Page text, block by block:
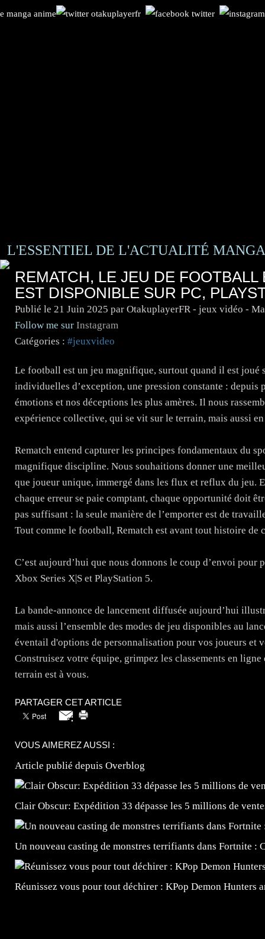
L'ESSENTIEL DE L'ACTUALITÉ
REMATCH, LE JEU DE
EST DISPONIBLE SUR PC,
Publié le 21 Juin 2025 par OtakuplayerFR - jeux vidéo -
Follow me sur Instagram
Catégories : #jeuxvideo
Le football est un jeu magnifique, surtout quand il est joué
individuelles d’exception, une pression constante :
émotions et nos déceptions les plus amères. Il nous
expérience collective, qui se vit sur le terrain, mais aussi
Rematch entend capturer les principes fondamentaux du
magnifique discipline. Nous souhaitions donner une
que joueur unique, immergé dans les flux et reflux du jeu.
chaque erreur se paie comptant, chaque opportunité doit
pas suffisant : la seule manière de l’emporter est de
Tout comme le football, Rematch est avant tout histoire
C’est aujourd’hui que nous donnons le coup d’envoi pour
Xbox Series X|S et PlayStation 5.
La bande-annonce de lancement diffusée aujourd’hui
mais aussi l’ensemble des modes de jeu disponibles au
éventail d'options de personnalisation pour vos joueurs et
Construisez votre équipe, grimpez les classements en
terrain est à vous.
PARTAGER CET ARTICLE
VOUS AIMEREZ AUSSI :
Article publié depuis Overblog
Clair Obscur: Expédition 33 dépasse les 5 millions de
Un nouveau casting de monstres terrifiants dans Fortnite :
Réunissez vous pour tout déchirer : KPop Demon Hunters